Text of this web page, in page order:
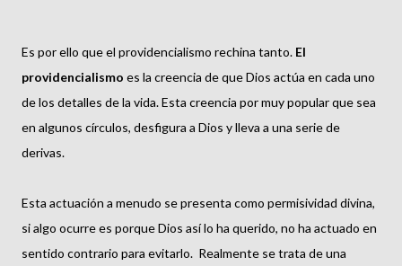
Es por ello que el providencialismo rechina tanto. El
providencialismo es la creencia de que Dios actúa en cada uno
de los detalles de la vida. Esta creencia por muy popular que sea
en algunos círculos, desfigura a Dios y lleva a una serie de
derivas.
Esta actuación a menudo se presenta como permisividad divina,
si algo ocurre es porque Dios así lo ha querido, no ha actuado en
sentido contrario para evitarlo. Realmente se trata de una